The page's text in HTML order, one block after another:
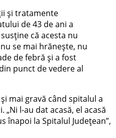
și tratamente
de 43 de ani a
că acesta nu
se mai hrănește, nu
de febră și a fost
punct de vedere al
mai gravă când spitalul a
l-au dat acasă, el acasă
înapoi la Spitalul Județean”,